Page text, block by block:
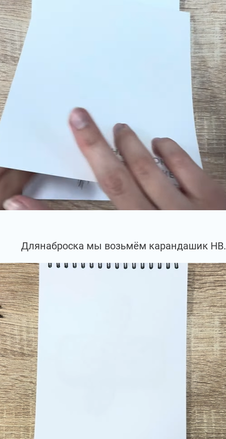
Длянаброска мы возьмём карандашик НВ.